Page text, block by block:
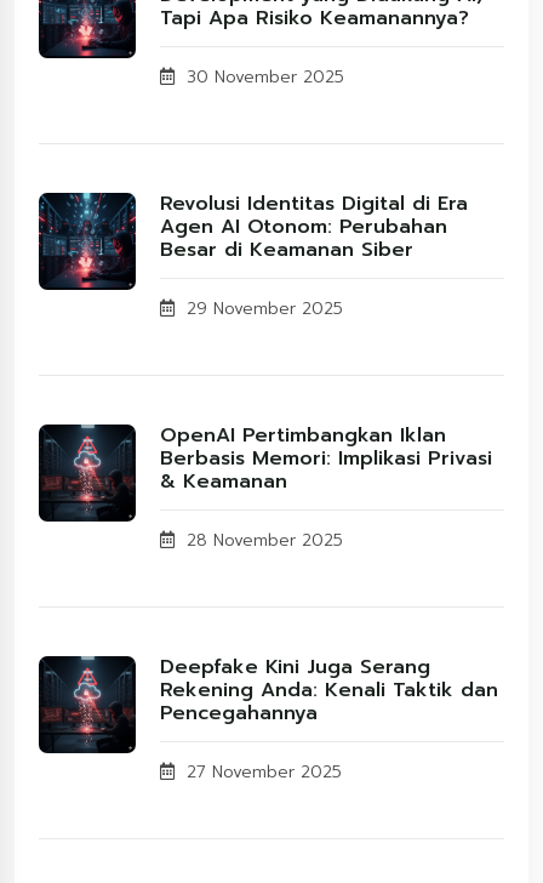
Tapi Apa Risiko Keamanannya?
30 November 2025
Revolusi Identitas Digital di Era
Agen AI Otonom: Perubahan
Besar di Keamanan Siber
29 November 2025
OpenAI Pertimbangkan Iklan
Berbasis Memori: Implikasi Privasi
& Keamanan
28 November 2025
Deepfake Kini Juga Serang
Rekening Anda: Kenali Taktik dan
Pencegahannya
27 November 2025